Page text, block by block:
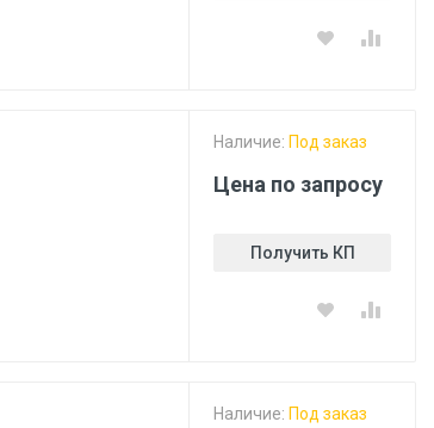
Наличие: Под заказ
Цена по запросу
Получить КП
Наличие: Под заказ